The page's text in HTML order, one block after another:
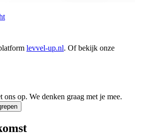
levvel-up.nl. Of bekijk onze
ons op. We denken graag met je mee.